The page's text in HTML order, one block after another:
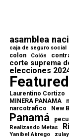
asamblea
caja de seguro social
colon Colón
corte suprema
elecciones
Featured
Laurentino Cortizo
MINERA PANAMA
narcotrafico New
Panamá
Realizando Metas
Yanibel Abrego